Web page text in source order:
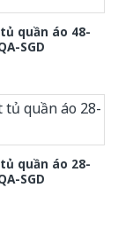
quần áo 48-
SGD
quần áo 28-
SGD